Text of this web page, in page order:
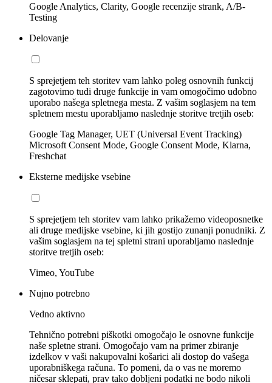
Google Analytics, Clarity, Google recenzije strank, A/B-
Testing
Delovanje
S sprejetjem teh storitev vam lahko poleg osnovnih funkcij
zagotovimo tudi druge funkcije in vam omogočimo udobno
uporabo našega spletnega mesta. Z vašim soglasjem na tem
spletnem mestu uporabljamo naslednje storitve tretjih oseb:
Google Tag Manager, UET (Universal Event Tracking)
Microsoft Consent Mode, Google Consent Mode, Klarna,
Freshchat
Eksterne medijske vsebine
S sprejetjem teh storitev vam lahko prikažemo videoposnetke
ali druge medijske vsebine, ki jih gostijo zunanji ponudniki. Z
vašim soglasjem na tej spletni strani uporabljamo naslednje
storitve tretjih oseb:
Vimeo, YouTube
Nujno potrebno
Vedno aktivno
Tehnično potrebni piškotki omogočajo le osnovne funkcije
naše spletne strani. Omogočajo vam na primer zbiranje
izdelkov v vaši nakupovalni košarici ali dostop do vašega
uporabniškega računa. To pomeni, da o vas ne moremo
ničesar sklepati, prav tako dobljeni podatki ne bodo nikoli